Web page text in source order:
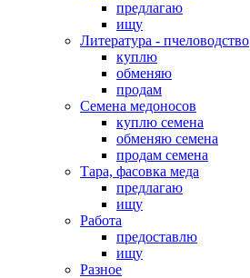
предлагаю
ищу
Литература - пчеловодство
куплю
обменяю
продам
Семена медоносов
куплю семена
обменяю семена
продам семена
Тара, фасовка меда
предлагаю
ищу
Работа
предоставлю
ищу
Разное